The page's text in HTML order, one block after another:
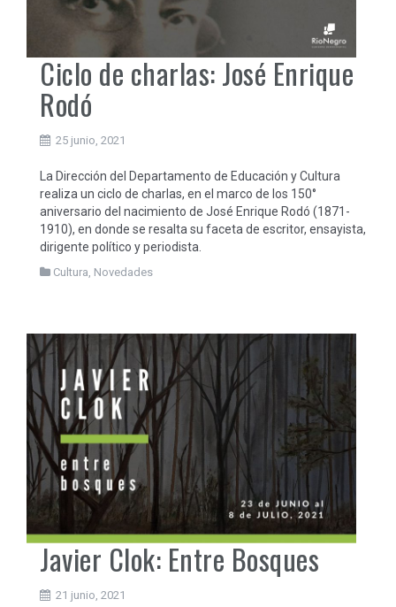
Ciclo de charlas: José Enrique
Rodó
25 junio, 2021
La Dirección del Departamento de Educación y Cultura
realiza un ciclo de charlas, en el marco de los 150°
aniversario del nacimiento de José Enrique Rodó (1871-
1910), en donde se resalta su faceta de escritor, ensayista,
dirigente político y periodista.
Cultura, Novedades
Javier Clok: Entre Bosques
21 junio, 2021